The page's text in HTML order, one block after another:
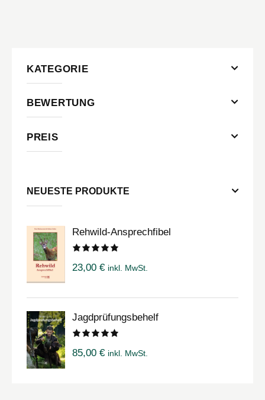
KATEGORIE
BEWERTUNG
PREIS
NEUESTE PRODUKTE
Rehwild-Ansprechfibel
mit5.00
23,00 € inkl. MwSt.
Jagdprüfungsbehelf
mit5.00
85,00 € inkl. MwSt.